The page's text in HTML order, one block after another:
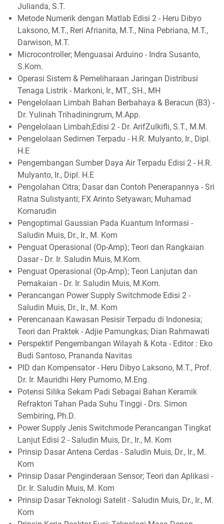
Julianda, S.T.
Metode Numerik dengan Matlab Edisi 2 - Heru Dibyo
Laksono, M.T., Reri Afrianita, M.T., Nina Pebriana, M.T.,
Darwison, M.T.
Microcontroller; Menguasai Arduino - Indra Susanto,
S.Kom.
Operasi Sistem & Pemeliharaan Jaringan Distribusi
Tenaga Listrik - Markoni, Ir., MT., SH., MH
Pengelolaan Limbah Bahan Berbahaya & Beracun (B3) -
Dr. Yulinah Trihadiningrum, M.App.
Pengelolaan Limbah;Edisi 2 - Dr. ArifZulkifli, S.T., M.M.
Pengelolaan Sedimen Terpadu - H.R. Mulyanto, Ir., Dipl.
H.E
Pengembangan Sumber Daya Air Terpadu Edisi 2 - H.R.
Mulyanto, Ir., Dipl. H.E
Pengolahan Citra; Dasar dan Contoh Penerapannya - Sri
Ratna Sulistyanti; FX Arinto Setyawan; Muhamad
Komarudin
Pengoptimal Gaussian Pada Kuantum Informasi -
Saludin Muis, Dr., Ir., M. Kom
Penguat Operasional (Op-Amp); Teori dan Rangkaian
Dasar - Dr. Ir. Saludin Muis, M.Kom.
Penguat Operasional (Op-Amp); Teori Lanjutan dan
Pemakaian - Dr. Ir. Saludin Muis, M.Kom.
Perancangan Power Supply Switchmode Edisi 2 -
Saludin Muis, Dr., Ir., M. Kom
Perencanaan Kawasan Pesisir Terpadu di Indonesia;
Teori dan Praktek - Adjie Pamungkas; Dian Rahmawati
Perspektif Pengembangan Wilayah & Kota - Editor : Eko
Budi Santoso, Prananda Navitas
PID dan Kompensator - Heru Dibyo Laksono, M.T., Prof.
Dr. Ir. Mauridhi Hery Purnomo, M.Eng.
Potensi Silika Sekam Padi Sebagai Bahan Keramik
Refraktori Tahan Pada Suhu Tinggi - Drs. Simon
Sembiring, Ph.D.
Power Supply Jenis Switchmode Perancangan Tingkat
Lanjut Edisi 2 - Saludin Muis, Dr., Ir., M. Kom
Prinsip Dasar Antena Cerdas - Saludin Muis, Dr., Ir., M.
Kom
Prinsip Dasar Penginderaan Sensor; Teori dan Aplikasi -
Dr. Ir. Saludin Muis, M. Kom
Prinsip Dasar Teknologi Satelit - Saludin Muis, Dr., Ir., M.
Kom